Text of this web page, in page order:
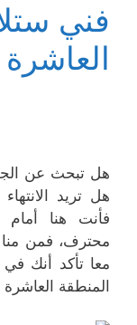
فني
العاشرة
هل تبحث عن
هل تريد
فأنت هنا أمام
محترف، فمن
معا تأكد أنك
المنطقة